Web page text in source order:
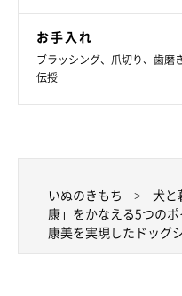
健康診断を受ける（年2回を
（5）専門家の正しいアドバ
栄養や健康に関する正しい
ンをとり、正しい知識を身
い方
お手入れ
ブラッシング、爪切り、歯磨
伝授
いぬのきもち 犬と
康」をかなえる5つの
康美を実現したドッグ